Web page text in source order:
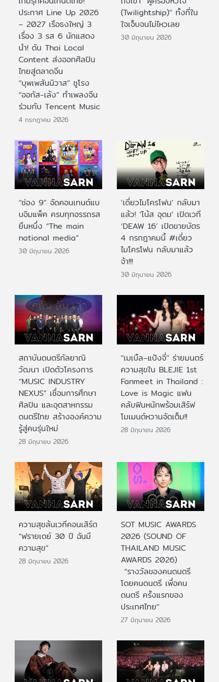
ประกาศ Line Up 2026
– 2027 เรือธงใหญ่ 3
เรื่อง 3 รส 6 นักแสดง
นำ! ดัน Thai Local
Content ส่งออกศิลปิน
ไทยสู่ตลาดจีน
“บุพเพสันนิวาส” ชูโรง
“ออกัส-เล้ง” ทำเพลงจีน
ร่วมกับ Tencent Music
4 กรกฎาคม 2026
(Twilightship)” ทั้งที่ใน
ใจเจ็บจนไม่ไหวเลย
30 มิถุนายน 2026
“ช่อง 9” จัดคอนเทนต์แบ
บอิมแพ็ค ครบทุกอรรถรส
ยืนหนึ่ง “The main
national media”
30 มิถุนายน 2026
‘เดี่ยวไมโครโฟน’ กลับมา
แล้ว! ‘โน้ส อุดม’ เปิดเวที
‘DEAW 16’ เปิดขายบัตร
4 กรกฎาคมนี้ #เดี่ยว
ไมโครโฟน กลับมาแล้ว
จ้า!!!
30 มิถุนายน 2026
สถาบันดนตรีกัลยาณิ
วัฒนา เปิดตัวโครงการ
“MUSIC INDUSTRY
NEXUS” เชื่อมการศึกษา
ศิลปิน และอุตสาหกรรม
ดนตรีไทย สร้างองค์ความ
รู้สู่คนรุ่นใหม่
28 มิถุนายน 2026
“เมเบิ้ล–แป้งจี่” ร่ายมนตร์
ความสุขใน BLEJIE 1st
Fanmeet in Thailand :
Love is Magic แฟน
คลับฟินหนักพร้อมเสิร์ฟ
โมเมนต์หวานจัดเต็ม!!
28 มิถุนายน 2026
ความสุขล้นเวทีคอนเสิร์ต
“ฟรายเดย์ 30 ปี ฉันมี
ความสุข”
28 มิถุนายน 2026
SOT MUSIC AWARDS
2026 (SOUND OF
THAILAND MUSIC
AWARDS 2026)
“รางวัลของคนดนตรี
โดยคนดนตรี เพื่อคน
ดนตรี ครั้งแรกของ
ประเทศไทย”
27 มิถุนายน 2026